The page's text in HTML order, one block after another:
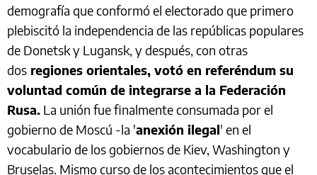
demografía que conformó el electorado que primero
plebiscitó la independencia de las repúblicas populares
de Donetsk y Lugansk, y después, con otras
dos regiones orientales, votó en referéndum su
voluntad común de integrarse a la Federación
Rusa. La unión fue finalmente consumada por el
gobierno de Moscú -la 'anexión ilegal' en el
vocabulario de los gobiernos de Kiev, Washington y
Bruselas. Mismo curso de los acontecimientos que el